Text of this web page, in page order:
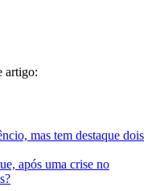
artigo:
mas tem destaque dois
após uma crise no